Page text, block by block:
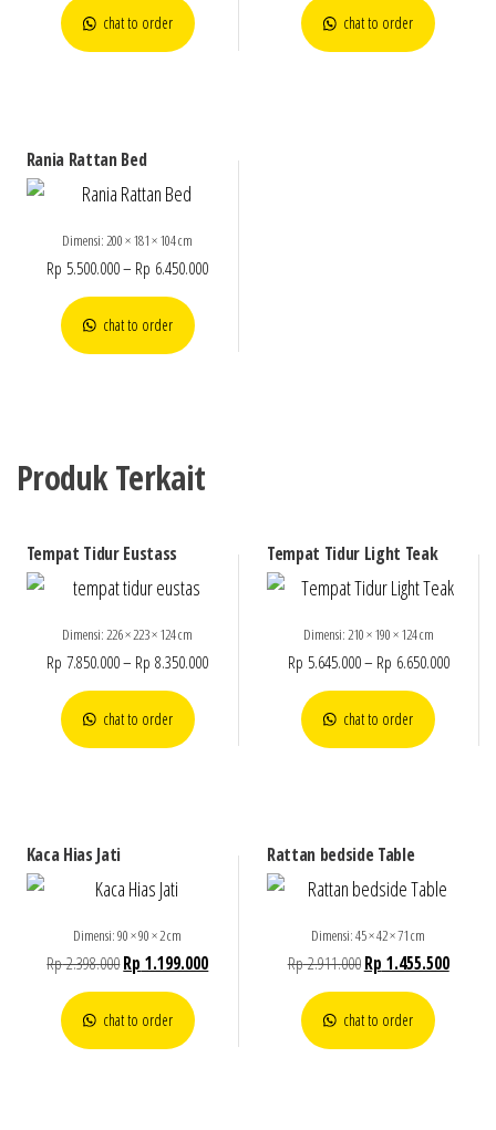
chat to order chat to order
Rania Rattan Bed
Dimensi: 200 × 181 × 104 cm
Rp 5.500.000– Rp 6.450.000
chat to order
Produk Terkait
Tempat Tidur Eustass
Dimensi: 226 × 223 × 124 cm
Rp 7.850.000– Rp 8.350.000
chat to order
Tempat Tidur Light Teak
Dimensi: 210 × 190 × 124 cm
Rp 5.645.000– Rp 6.650.000
chat to order
Kaca Hias Jati
Dimensi: 90 × 90 × 2 cm
Rp2.398.000Rp 1.199.000
chat to order
Rattan bedside Table
Dimensi: 45 × 42 × 71 cm
Rp2.911.000 Rp 1.455.500
chat to order